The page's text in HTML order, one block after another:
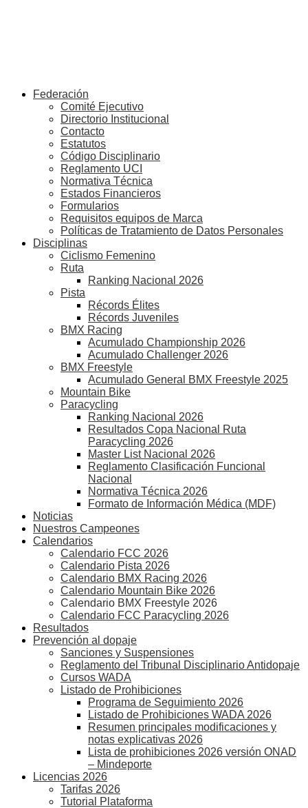
Federación
Comité Ejecutivo
Directorio Institucional
Contacto
Estatutos
Código Disciplinario
Reglamento UCI
Normativa Técnica
Estados Financieros
Formularios
Requisitos equipos de Marca
Políticas de Tratamiento de Datos Personales
Disciplinas
Ciclismo Femenino
Ruta
Ranking Nacional 2026
Pista
Récords Élites
Récords Juveniles
BMX Racing
Acumulado Championship 2026
Acumulado Challenger 2026
BMX Freestyle
Acumulado General BMX Freestyle 2025
Mountain Bike
Paracycling
Ranking Nacional 2026
Resultados Copa Nacional Ruta
Paracycling 2026
Master List Nacional 2026
Reglamento Clasificación Funcional
Nacional
Normativa Técnica 2026
Formato de Información Médica (MDF)
Noticias
Nuestros Campeones
Calendarios
Calendario FCC 2026
Calendario Pista 2026
Calendario BMX Racing 2026
Calendario Mountain Bike 2026
Calendario BMX Freestyle 2026
Calendario FCC Paracycling 2026
Resultados
Prevención al dopaje
Sanciones y Suspensiones
Reglamento del Tribunal Disciplinario Antidopaje
Cursos WADA
Listado de Prohibiciones
Programa de Seguimiento 2026
Listado de Prohibiciones WADA 2026
Resumen principales modificaciones y
notas explicativas 2026
Lista de prohibiciones 2026 versión ONAD
– Mindeporte
Licencias 2026
Tarifas 2026
Tutorial Plataforma